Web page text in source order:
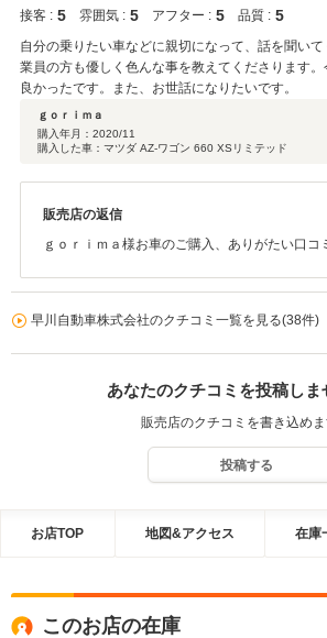
接客 : 5 雰囲気 : 5 アフター : 5 品質 : 5
自分の乗りたい車などに親切になって、話を聞い
業員の方も優しく色んな事を教えてくださります
良かったです。また、お世話になりたいです。
ｇｏｒｉｍａ
購入年月： 2020/11
購入した車：マツダ AZ-ワゴン 660 XSリミテッド
販売店の返信
ｇｏｒｉｍａ様お車のご購入、ありがたい口コ
早川自動車株式会社のクチコミ一覧を見る(38件)
あなたのクチコミを投稿しま
販売店のクチコミを書き込めま
投稿する
お店TOP 地図&アクセス 在庫
このお店の在庫